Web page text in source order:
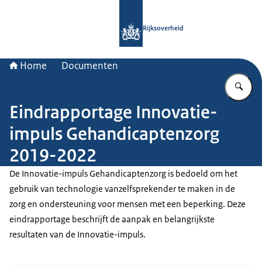
Rijksoverheid
Home Documenten
Eindrapportage Innovatie-
impuls Gehandicaptenzorg
2019-2022
De Innovatie-impuls Gehandicaptenzorg is bedoeld om het
gebruik van technologie vanzelfsprekender te maken in de
zorg en ondersteuning voor mensen met een beperking. Deze
eindrapportage beschrijft de aanpak en belangrijkste
resultaten van de Innovatie-impuls.